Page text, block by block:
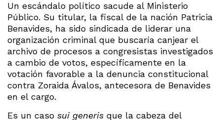
Un escándalo político sacude al Ministerio
Público. Su titular, la fiscal de la nación Patricia
Benavides, ha sido sindicada de liderar una
organización criminal que buscaría canjear el
archivo de procesos a congresistas investigados
a cambio de votos, específicamente en la
votación favorable a la denuncia constitucional
contra Zoraida Ávalos, antecesora de Benavides
en el cargo.
Es un caso sui generis que la cabeza del